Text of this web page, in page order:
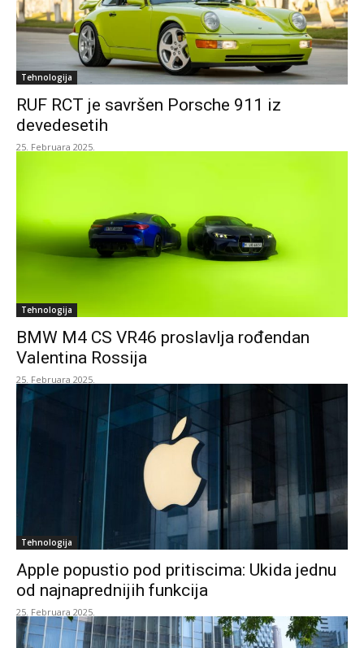
Tehnologija
RUF RCT je savršen Porsche 911 iz
devedesetih
25. Februara 2025.
Tehnologija
BMW M4 CS VR46 proslavlja rođendan
Valentina Rossija
25. Februara 2025.
Tehnologija
Apple popustio pod pritiscima: Ukida jednu
od najnaprednijih funkcija
25. Februara 2025.